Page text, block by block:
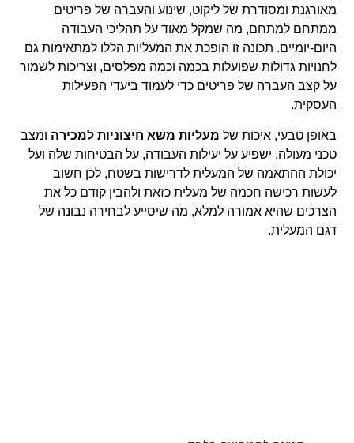
מאורגנת ומסודרת של ליקוט, שינוע והעברה של פריטים
ממתחם למתחם, מה שמקל מאוד על תהליכי העבודה
היום-יומיים. תכונה זו הופכת את המעליות הללו למתאימות גם
לחנויות גדולות שפועלות בכמה וכמה מפלסים, וצריכות לשמור
על קצב העברה של פריטים כדי לעמוד ביעדי הפעילות
העסקית.
באופן טבעי, איכות של מעליות משא חיצוניות למכירה ומצב
טכני מעולה, ישפיע על יעילות העבודה, על הבטיחות שלה ועל
יכולת ההתאמה של המעלית לדרישות בשטח, לכן חשוב
לעשות רכישה חכמה של מעלית כזאת ולהבין קודם כל את
הצרכים שהיא אמורה למלא, מה שיסייע לבחירה נבונה של
דגם המעלית.